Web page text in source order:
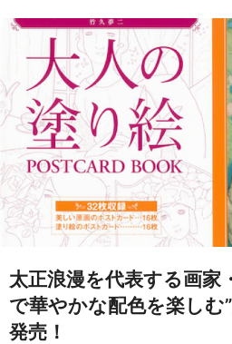
太正浪漫を代表する画家
で華やかな配色を楽しむ
発売！